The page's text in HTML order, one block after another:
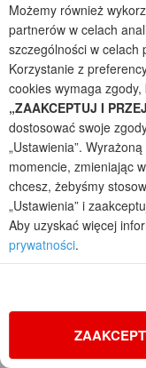
Dom w
2 5 2
138,30
Możemy również
partnerów w celach
szczególności w celach
Korzystanie z
cookies wymaga
„ZAAKCEPTUJ I
dostosować swoje
„Ustawienia”.
momencie, zmieniając
chcesz, żebyśmy
„Ustawienia” i
Aby uzyskać więcej
prywatności.